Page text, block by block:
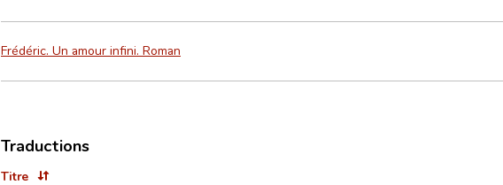
Frédéric. Un amour infini. Roman
Traductions
Titre